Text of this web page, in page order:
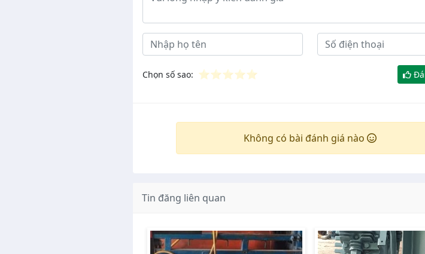
Chọn số sao: ⭐⭐⭐⭐⭐
Không có bài đánh giá nào
Tin đăng liên quan